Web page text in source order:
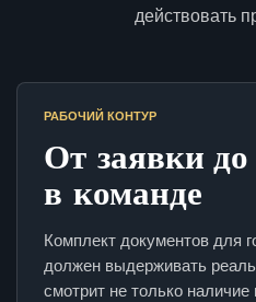
действовать
РАБОЧИЙ КОНТУР
От заявки
в команде
Комплект документов для
должен выдерживать
смотрит не только наличие